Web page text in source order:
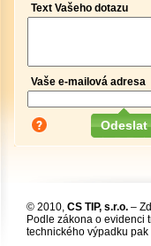
Text Vašeho dotazu
Vaše e-mailová adresa
© 2010, CS TIP, s.r.o. –
Podle zákona o evidenci
technického výpadku